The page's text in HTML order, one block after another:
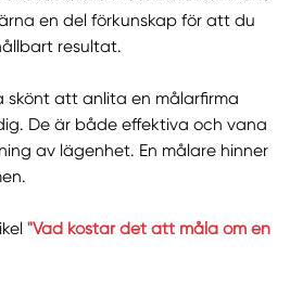
en del förkunskap för att du
resultat.
skönt att anlita en målarfirma
De är både effektiva och vana
av lägenhet. En målare hinner
"Vad kostar det att måla om en